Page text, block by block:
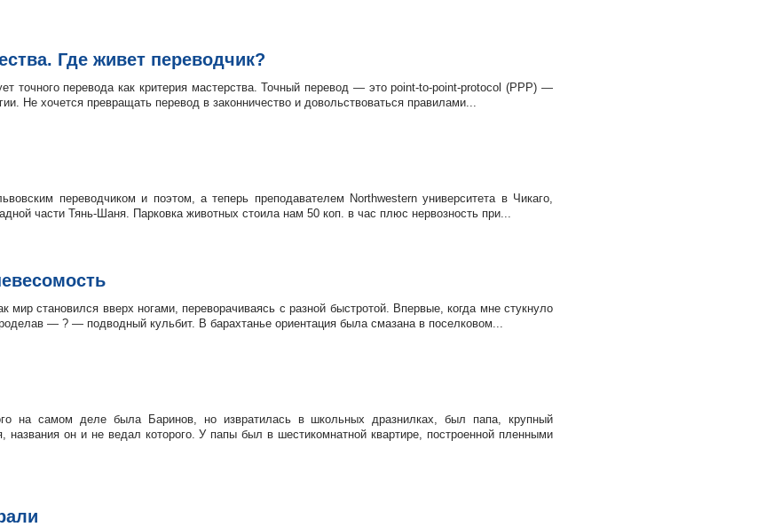
Где живет переводчик?
точного перевода как критерия мастерства. Точный перевод — это point-to-point-protocol (PPP) —
Не хочется превращать перевод в законничество и довольствоваться правилами...
переводчиком и поэтом, а теперь преподавателем Northwestern университета в Чикаго,
части Тянь-Шаня. Парковка животных стоила нам 50 коп. в час плюс нервозность при...
мир становился вверх ногами, переворачиваясь с разной быстротой. Впервые, когда мне стукнуло
— ? — подводный кульбит. В барахтанье ориентация была смазана в поселковом...
на самом деле была Баринов, но извратилась в школьных дразнилках, был папа, крупный
названия он и не ведал которого. У папы был в шестикомнатной квартире, построенной пленными